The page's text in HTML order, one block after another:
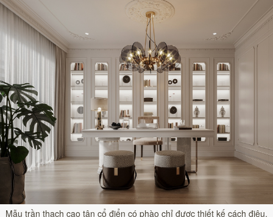
Mẫu trần thạch cao tân cổ điển có phào chỉ được thiết kế cách điệu,